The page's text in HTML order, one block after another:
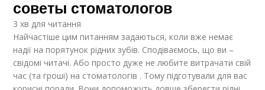
советы стоматологов
3 хв для читання
Найчастіше цим питанням задаються, коли вже немає
надії на порятунок рідних зубів. Сподіваємось, що ви –
свідомі читачі. Або просто дуже не любите витрачати свій
час (та гроші) на стоматологів . Тому підготували для вас